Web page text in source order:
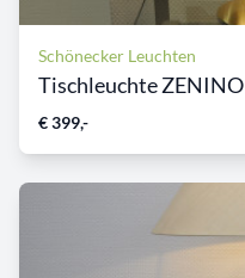
Schönecker Leuchten
Tischleuchte ZENINO
€ 399,-